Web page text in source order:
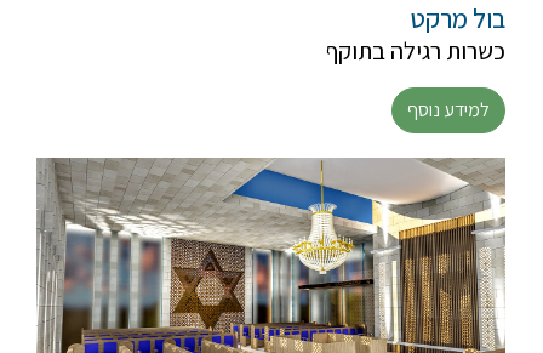
בול מרקט
כשרות רגילה בתוקף
למידע נוסף